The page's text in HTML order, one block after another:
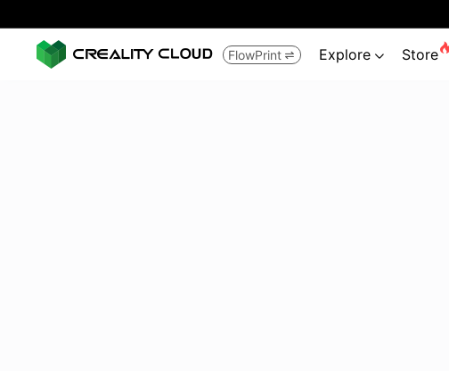
FlowPrint  Explore  Store